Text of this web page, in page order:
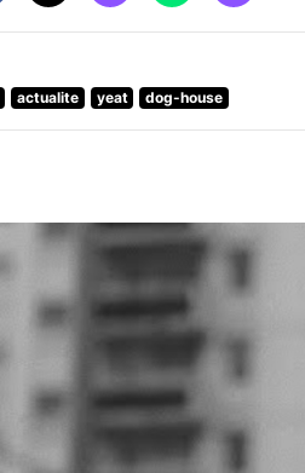
actualite yeat dog-house